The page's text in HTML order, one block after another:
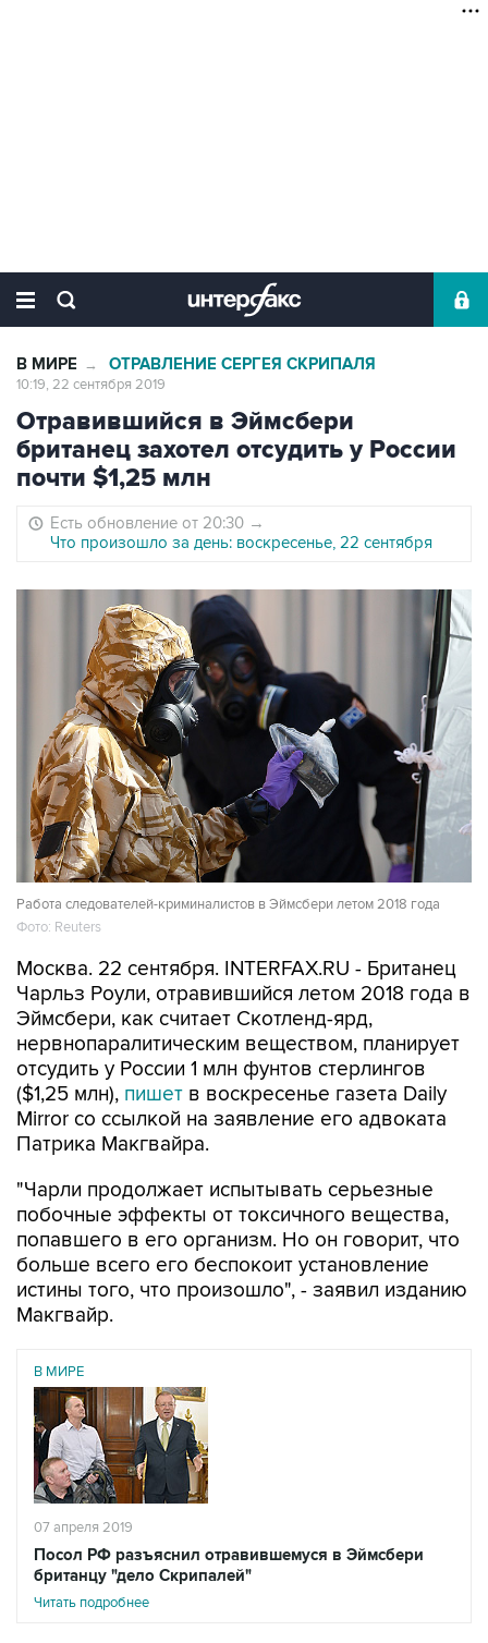
В МИРЕ → ОТРАВЛЕНИЕ СЕРГЕЯ СКРИПАЛЯ
10:19, 22 сентября 2019
Отравившийся в Эймсбери
британец захотел отсудить у России
почти $1,25 млн
Есть обновление от 20:30 →
Что произошло за день: воскресенье, 22 сентября
Работа следователей-криминалистов в Эймсбери летом 2018 года
Фото: Reuters
Москва. 22 сентября. INTERFAX.RU - Британец
Чарльз Роули, отравившийся летом 2018 года в
Эймсбери, как считает Скотленд-ярд,
нервнопаралитическим веществом, планирует
отсудить у России 1 млн фунтов стерлингов
($1,25 млн), пишет в воскресенье газета Daily
Mirror со ссылкой на заявление его адвоката
Патрика Макгвайра.
"Чарли продолжает испытывать серьезные
побочные эффекты от токсичного вещества,
попавшего в его организм. Но он говорит, что
больше всего его беспокоит установление
истины того, что произошло", - заявил изданию
Макгвайр.
В МИРЕ
07 апреля 2019
Посол РФ разъяснил отравившемуся в Эймсбери
британцу "дело Скрипалей"
Читать подробнее